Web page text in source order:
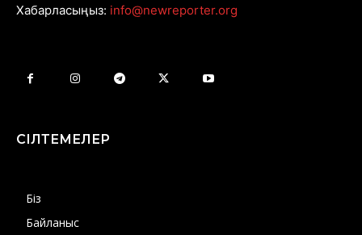
Хабарласыңыз: info@newreporter.org
СІЛТЕМЕЛЕР
Біз
Байланыс